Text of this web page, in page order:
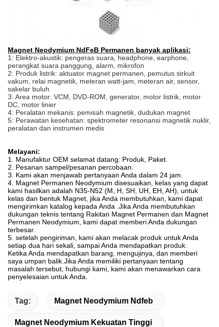
Magnet Neodymium NdFeB Permanen banyak aplikasi:
1: Elektro-akustik: pengeras suara, headphone, earphone,
perangkat suara panggung, alarm, mikrofon
2: Produk listrik: aktuator magnet permanen, pemutus sirkuit
vakum, relai magnetik, meteran watt-jam, meteran air, sensor,
sakelar buluh
3: Area motor: VCM, DVD-ROM, generator, motor listrik, motor
DC, motor linier
4: Peralatan mekanis: pemisah magnetik, dudukan magnet
5: Perawatan kesehatan: spektrometer resonansi magnetik nuklir,
peralatan dan instrumen medis
Melayani:
1. Manufaktur OEM selamat datang: Produk, Paket.
2. Pesanan sampel/pesanan percobaan.
3. Kami akan menjawab pertanyaan Anda dalam 24 jam.
4. Magnet Permanen Neodymium disesuaikan, kelas yang dapat
kami hasilkan adalah N35-N52 (M, H, SH, UH, EH, AH), untuk
kelas dan bentuk Magnet, jika Anda membutuhkan, kami dapat
mengirimkan katalog kepada Anda .Jika Anda membutuhkan
dukungan teknis tentang Rakitan Magnet Permanen dan Magnet
Permanen Neodymium, kami dapat memberi Anda dukungan
terbesar.
5. setelah pengiriman, kami akan melacak produk untuk Anda
setiap dua hari sekali, sampai Anda mendapatkan produk.
Ketika Anda mendapatkan barang, mengujinya, dan memberi
saya umpan balik.Jika Anda memiliki pertanyaan tentang
masalah tersebut, hubungi kami, kami akan menawarkan cara
penyelesaian untuk Anda.
Tag: Magnet Neodymium Ndfeb
Magnet Neodymium Kekuatan Tinggi